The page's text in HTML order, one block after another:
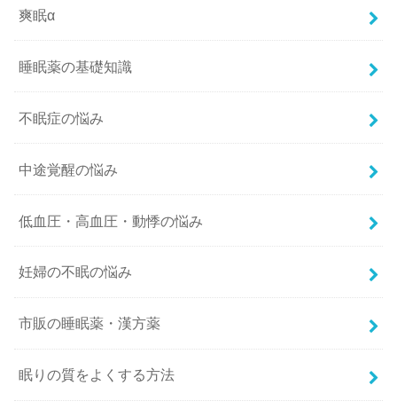
爽眠α
睡眠薬の基礎知識
不眠症の悩み
中途覚醒の悩み
低血圧・高血圧・動悸の悩み
妊婦の不眠の悩み
市販の睡眠薬・漢方薬
眠りの質をよくする方法